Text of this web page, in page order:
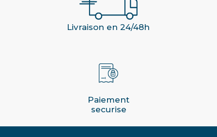
Livraison en 24/48h
Paiement
securise